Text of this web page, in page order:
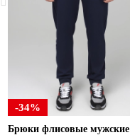
-34%
Брюки флисовые мужские